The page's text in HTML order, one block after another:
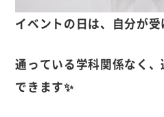
イベントの日は、自分が
通っている学科関係なく
できます✨